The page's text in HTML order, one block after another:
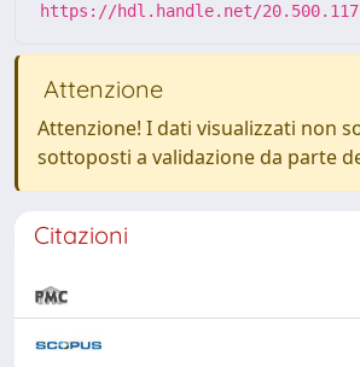
https://hdl.handle.net/
Attenzione
Attenzione! I dati visualizzati non
sottoposti a validazione da parte
Citazioni